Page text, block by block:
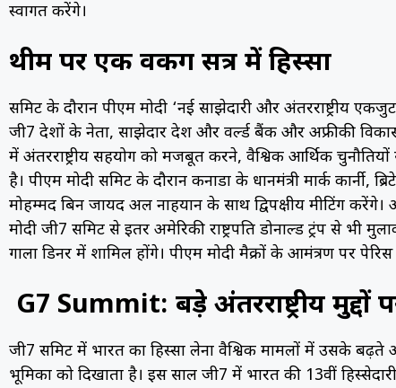
स्वागत करेंगे।
थीम पर एक वर्किंग सत्र में हिस्सा
समिट के दौरान पीएम मोदी ‘नई साझेदारी और अंतरराष्ट्रीय
जी7 देशों के नेता, साझेदार देश और वर्ल्ड बैंक और अफ्रीकी विकास
में अंतरराष्ट्रीय सहयोग को मजबूत करने, वैश्विक आर्थिक
है। पीएम मोदी समिट के दौरान कनाडा के प्रधानमंत्री मार्क
मोहम्मद बिन जायद अल नाहयान के साथ द्विपक्षीय मीटिंग करेंगे।
मोदी जी7 समिट से इतर अमेरिकी राष्ट्रपति डोनाल्ड ट्रंप से भी
गाला डिनर में शामिल होंगे। पीएम मोदी मैक्रों के आमंत्रण पर
G7 Summit: बड़े अंतरराष्ट्रीय मुद्दों
जी7 समिट में भारत का हिस्सा लेना वैश्विक मामलों में उसके बढ़ते
भूमिका को दिखाता है। इस साल जी7 में भारत की 13वीं